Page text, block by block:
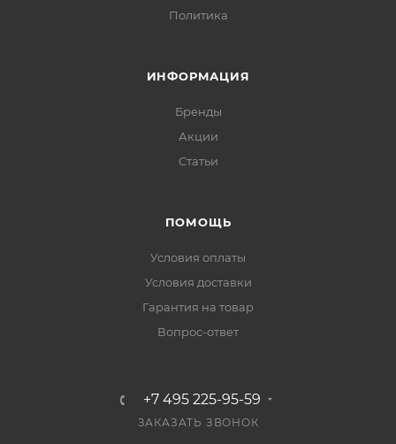
Политика
ИНФОРМАЦИЯ
Бренды
Акции
Статьи
ПОМОЩЬ
Условия оплаты
Условия доставки
Гарантия на товар
Вопрос-ответ
+7 495 225-95-59
ЗАКАЗАТЬ ЗВОНОК